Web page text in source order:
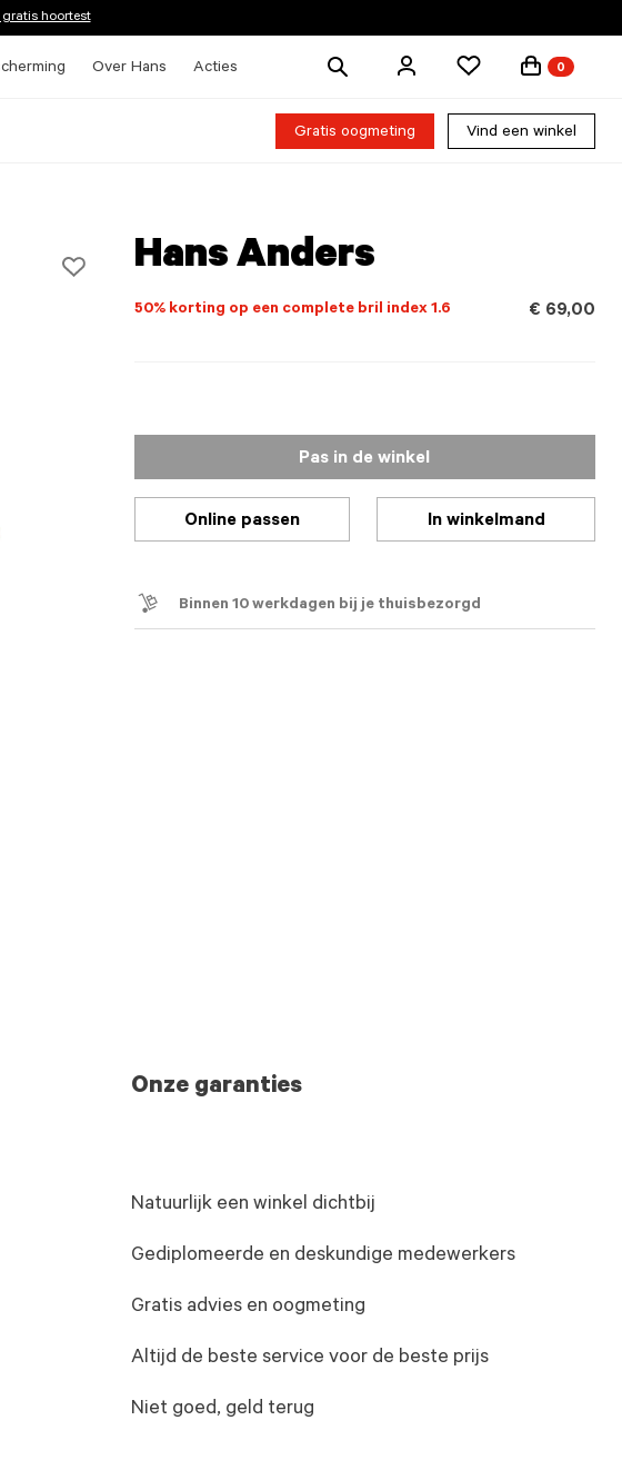
hoortest
Over Hans Acties
Zoek
0
Gratis oogmeting Vind een winkel
Hans Anders
50% korting op een complete bril index 1.6 € 69,00
Pas in de winkel
Online passen In winkelmand
Binnen 10 werkdagen bij je thuisbezorgd
Onze garanties
Natuurlijk een winkel dichtbij
Gediplomeerde en deskundige medewerkers
Gratis advies en oogmeting
Altijd de beste service voor de beste prijs
Niet goed, geld terug